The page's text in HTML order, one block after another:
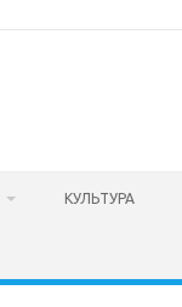
КУЛЬТУРА